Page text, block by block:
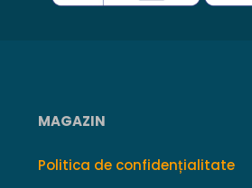
MAGAZIN
Politica de confidențialitate